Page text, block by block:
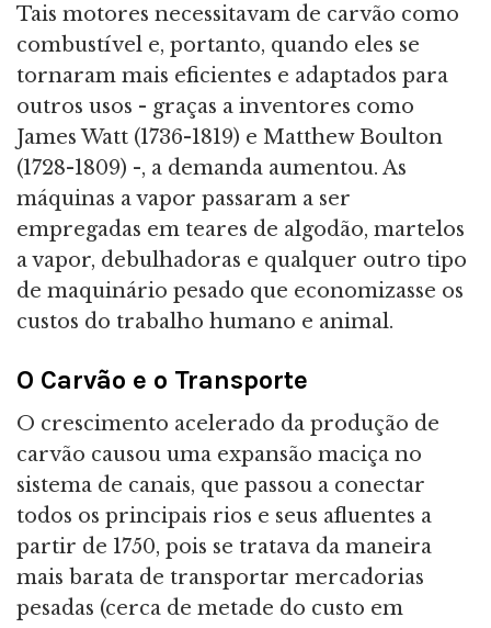
Tais motores necessitavam de carvão como
combustível e, portanto, quando eles se
tornaram mais eficientes e adaptados para
outros usos - graças a inventores como
James Watt (1736-1819) e Matthew Boulton
(1728-1809) -, a demanda aumentou. As
máquinas a vapor passaram a ser
empregadas em teares de algodão, martelos
a vapor, debulhadoras e qualquer outro tipo
de maquinário pesado que economizasse os
custos do trabalho humano e animal.
O Carvão e o Transporte
O crescimento acelerado da produção de
carvão causou uma expansão maciça no
sistema de canais, que passou a conectar
todos os principais rios e seus afluentes a
partir de 1750, pois se tratava da maneira
mais barata de transportar mercadorias
pesadas (cerca de metade do custo em